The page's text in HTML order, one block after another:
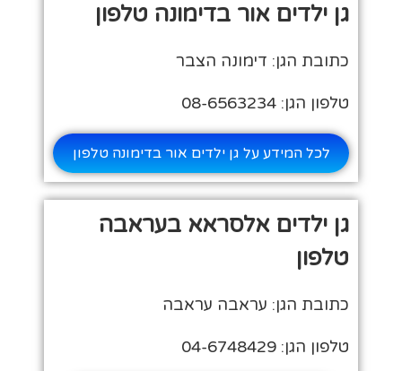
גן ילדים אור בדימונה טלפון
כתובת הגן: דימונה הצבר
טלפון הגן: 08-6563234
לכל המידע על גן ילדים אור בדימונה טלפון
גן ילדים אלסראא בעראבה
טלפון
כתובת הגן: עראבה עראבה
טלפון הגן: 04-6748429